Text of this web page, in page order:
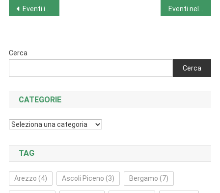
Navigazione
Eventi in Emilia Romagna da lunedì 30/10 a domenica 5/11
Cerca
Cerca
CATEGORIE
Categorie
TAG
Arezzo (4) Ascoli Piceno (3) Bergamo (7)